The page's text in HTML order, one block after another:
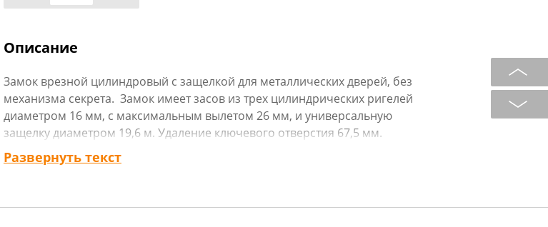
Описание
Замок врезной цилиндровый с защелкой для металлических дверей, без
механизма секрета. Замок имеет засов из трех цилиндрических ригелей
диаметром 16 мм, с максимальным вылетом 26 мм, и универсальную
защелку диаметром 19,6 м. Удаление ключевого отверстия 67,5 мм.
Межосевое расстояние 85 мм. Количество оборотов ключа - 2. Габариты
замка - 100х156,5х22 мм. Комплектация - съемная торцевая планка,
Развернуть текст